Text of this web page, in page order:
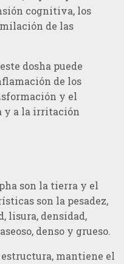
cognitiva, los
de las
dosha puede
de los
y el
y a la irritación
son la tierra y el
son la pesadez,
lisura, densidad,
denso y grueso.
mantiene el